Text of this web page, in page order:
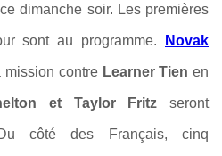
dimanche soir. Les premières
sont au programme. Novak
mission contre Learner Tien en
et Taylor Fritz seront
côté des Français, cinq